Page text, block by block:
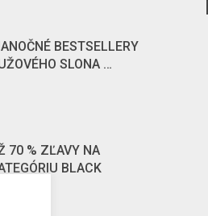
BESTSELLERY
SLONA …
70 % ZĽAVY NA
BLACK